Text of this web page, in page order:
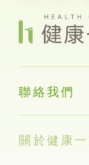
聯絡我們
關於健康